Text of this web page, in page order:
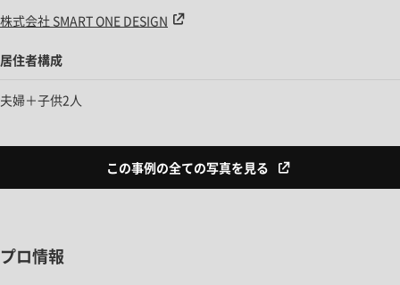
株式会社 SMART ONE DESIGN
居住者構成
夫婦＋子供2人
この事例の全ての写真を見る
プロ情報